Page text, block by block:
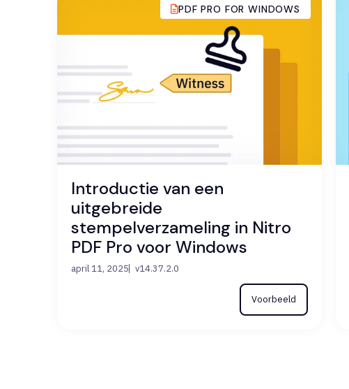
PDF PRO FOR WINDOWS
Introductie van een
uitgebreide
stempelverzameling in Nitro
PDF Pro voor Windows
april 11, 2025 v14.37.2.0
Voorbeeld